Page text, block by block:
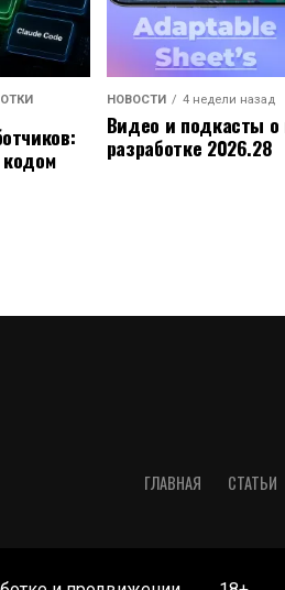
НОВОСТИ 4 недели назад
Видео и подкасты о
разработке 2026.28
ГЛАВНАЯ СТАТЬИ